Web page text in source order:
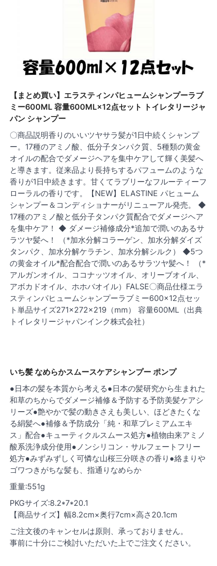
【まとめ買い】エラスティンパヒュームシャンプーラブ
ミー600ML 容量600ML×12点セット トイレタリージャ
パン シャンプー
〇商品説明香りのいいツヤサラ髪が1日中続くシャンプ
ー。17種のアミノ酸、低分子タンパク質、5種類の黄金
オイルの配合でダメージヘアを集中ケアして輝く美髪へ
と導きます。従来品より長持ちするパフュームのような
香りが1日中続きます。甘くてラブリーなフルーティーフ
ローラルの香りです。【NEW】ELASTINE パヒューム
シャンプー＆コンディショナーがリニューアル発売。 ◆
17種のアミノ酸と低分子タンパク質配合でダメージヘア
を集中ケア！ ◆ ダメージ補修成分*追加で潤いのあるサ
ラツヤ髪へ！ （*加水分解コラーゲン、加水分解ダイズ
タンパク、加水分解ケラチン、加水分解シルク） ◆5つ
の黄金オイル*配合配合で潤いのあるサラツヤ髪へ！ （*
アルガンオイル、ココナッツオイル、オリーブオイル、
アボカドオイル、ホホバオイル）FALSE〇商品仕様エラ
スティンパヒュームシャンプーラブミー600×12点セッ
ト単品サイズ271×272×219（mm） 容量600ML（出典
トイレタリージャパンインク株式会社）
いち髪 なめらかスムースケアシャンプー ポンプ
●日本の髪を本質から考える●日本の髪研究から生まれた
和草のちからでダメージ補修＆予防する予防美髪ケアシ
リーズ●艶やかで髪の動きさえも美しい、ほどきたくな
る絹髪へ●補修＆予防成分「純・和草プレミアムエキ
ス」配合●キューティクルスムース処方●植物由来アミノ
酸系洗浄成分使用●ノンシリコン・サルフェートフリー
処方●みずみずしく可憐な山桜三分咲きの香り●絡まりや
ゴワつきがちな髪も、指通りなめらか
重量:551g
PKGサイズ:8.2*7*20.1
【商品サイズ】幅8.2cm×奥行7cm×高さ20.1cm
ご注文後のキャンセルは原則、承っておりません。
事前に十分にご検討いただいた上でご注文ください。